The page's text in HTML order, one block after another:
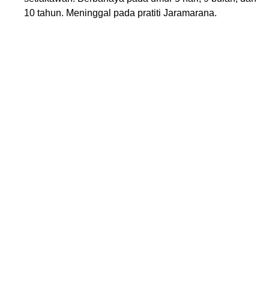
10 tahun. Meninggal pada pratiti Jaramarana.